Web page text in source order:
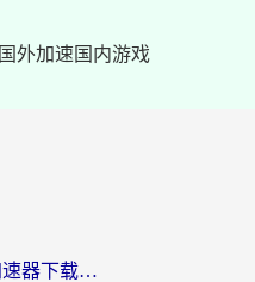
国外加速国内游戏
海外崩坏：星穹铁道加速器下载安装：一份给游子的终极网络指南